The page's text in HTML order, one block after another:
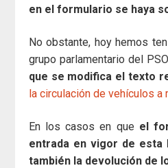
en el formulario se haya
No obstante, hoy hemos
grupo parlamentario del
que se modifica el texto
la circulación de vehículos a
En los casos en que el
entrada en vigor de esta
también la devolución de